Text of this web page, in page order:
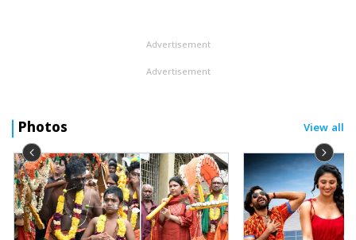
Advertisement
Advertisement
Photos View all